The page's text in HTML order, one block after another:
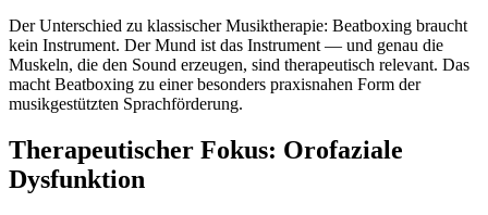
Der Unterschied zu klassischer Musiktherapie: Beatboxing braucht
kein Instrument. Der Mund ist das Instrument — und genau die
Muskeln, die den Sound erzeugen, sind therapeutisch relevant. Das
macht Beatboxing zu einer besonders praxisnahen Form der
musikgestützten Sprachförderung.
Therapeutischer Fokus: Orofaziale
Dysfunktion